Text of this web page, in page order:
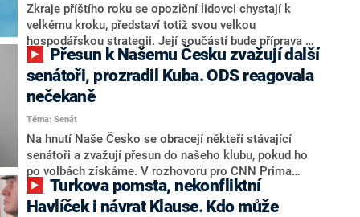
Zkraje příštího roku se opoziční lidovci chystají k
velkému kroku, představí totiž svou velkou
hospodářskou strategii. Její součástí bude příprava na
stárnutí populace, řekl ve středu na setkání s novináři
nový předseda lidovců Jan Grolich. Ten zároveň v
senátních volbách kandiduje ve Vyškově. Popsal i
aktivitu opozice, o níž vládní strany nebo političtí
komentátoři mluví jako o slabé a v defenzivě. „Je to
úmorná práce upozorňovat na chyby vlády. Ministři s
námi navíc nechodí do debat. Chceme ale ukazovat
svoje témata,“ odpověděl Grolich na dotaz CNN Prima
NEWS.
senátoři, prozradil Kuba. ODS reagovala
nečekaně
Téma: Senát
Na hnutí Naše Česko se obracejí někteří stávající
senátoři a zvažují přesun do našeho klubu, pokud ho
po volbách získáme. V rozhovoru pro CNN Prima
NEWS to řekl zakladatel hnutí a jihočeský hejtman
Martin Kuba. Konkrétní nebyl, ale získat by takto mohl
Havlíček i návrat Klause. Kdo může